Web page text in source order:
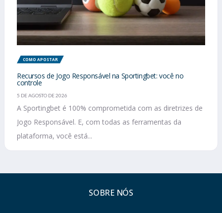
COMO APOSTAR
Recursos de Jogo Responsável na Sportingbet: você no
controle
5 DE AGOSTO DE 2026
A Sportingbet é 100% comprometida com as diretrizes de
Jogo Responsável. E, com todas as ferramentas da
plataforma, você está...
SOBRE NÓS